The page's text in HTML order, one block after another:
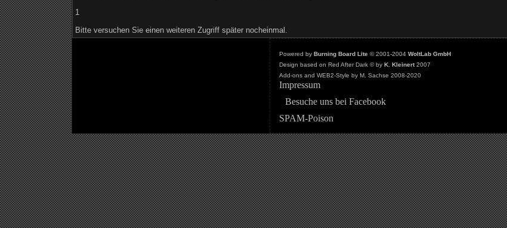
1
Bitte versuchen Sie einen weiteren Zugriff später nocheinmal.
Powered by Burning Board Lite© 2001-2004 WoltLab GmbH
Design based on Red After Dark © by K. Kleinert2007
Add-ons and WEB2-Style by M. Sachse 2008-2020
Impressum
Besuche uns bei Facebook
SPAM-Poison